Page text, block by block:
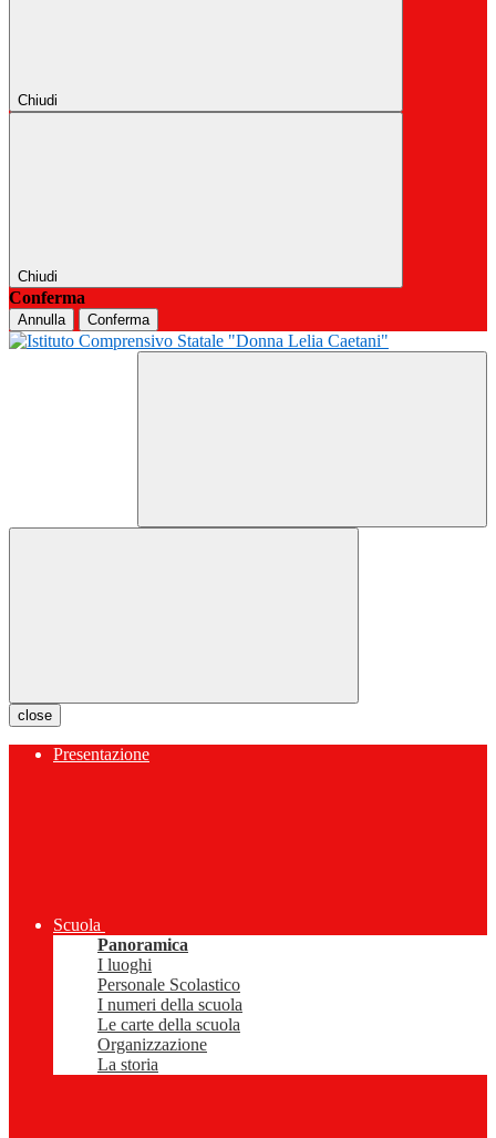
Chiudi
Chiudi
Conferma
Annulla Conferma
close
Presentazione
Scuola
Panoramica
I luoghi
Personale Scolastico
I numeri della scuola
Le carte della scuola
Organizzazione
La storia